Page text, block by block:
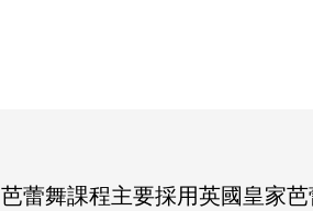
芭蕾舞課程主要採用英國皇家